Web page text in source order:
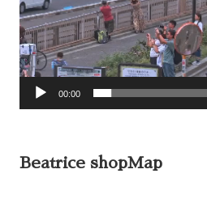
00:00
Beatrice shopMap